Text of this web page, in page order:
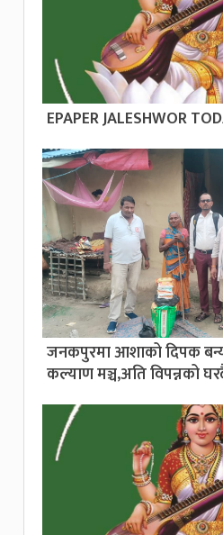
EPAPER JALESHWOR
जनकपुरमा आशाको दिपक
कल्याण मञ्च,अति विपन्नको